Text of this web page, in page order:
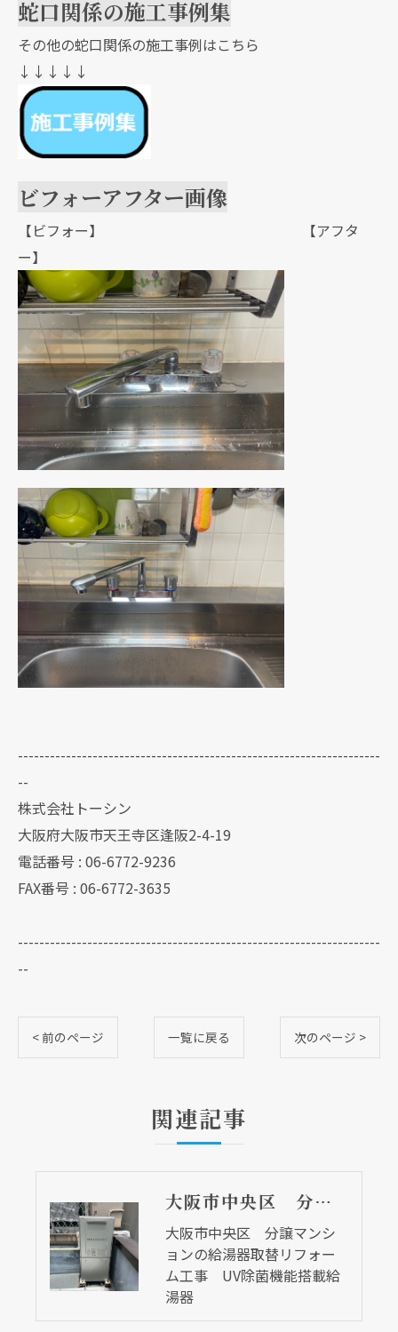
蛇口関係の施工事例集
その他の蛇口関係の施工事例はこちら
↓↓↓↓↓
ビフォーアフター画像
【ビフォー】 【アフタ
ー】
--------------------------------------------------------------------
--
株式会社トーシン
大阪府大阪市天王寺区逢阪2-4-19
電話番号 : 06-6772-9236
FAX番号 : 06-6772-3635
--------------------------------------------------------------------
--
< 前のページ 一覧に戻る 次のページ >
関連記事
大阪市中央区 分譲マンションの給湯器取替リフォーム工事 UV除菌機能搭載給湯器
大阪市中央区 分譲マンシ
ョンの給湯器取替リフォー
ム工事 UV除菌機能搭載給
湯器